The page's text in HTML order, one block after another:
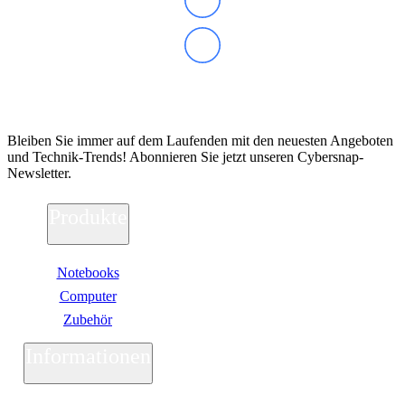
Notebooks
Computer
Zubehör
Bleiben Sie immer auf dem Laufenden mit den neuesten Angeboten
und Technik-Trends! Abonnieren Sie jetzt unseren Cybersnap-
Newsletter.